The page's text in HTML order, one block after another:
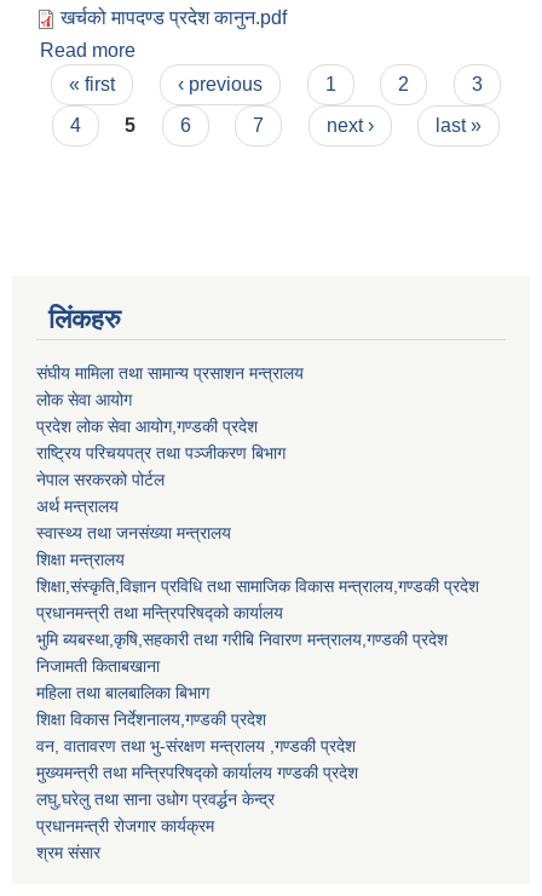
खर्चको मापदण्ड प्रदेश कानुन.pdf
Read more
Pages
« first ‹ previous 1 2
3
4
5 6 7 next › last »
लिंकहरु
संघीय मामिला तथा सामान्य प्रसाशन मन्त्रालय
लोक सेवा आयोग
प्रदेश लोक सेवा आयोग,गण्डकी प्रदेश
राष्ट्रिय परिचयपत्र तथा पञ्जीकरण बिभाग
नेपाल सरकरको पोर्टल
अर्थ मन्त्रालय
स्वास्थ्य तथा जनसंख्या मन्त्रालय
शिक्षा मन्त्रालय
शिक्षा,संस्कृति,विज्ञान प्रविधि तथा सामाजिक विकास मन्त्रालय,गण्डकी प्रदेश
प्रधानमन्त्री तथा मन्त्रिपरिषद्को कार्यालय
भुमि ब्यबस्था,कृषि,सहकारी तथा गरीबि निवारण मन्त्रालय,गण्डकी प्रदेश
निजामती किताबखाना
महिला तथा बालबालिका बिभाग
शिक्षा विकास निर्देशनालय,गण्डकी प्रदेश
वन, वातावरण तथा भु-संरक्षण मन्त्रालय ,गण्डकी प्रदेश
मुख्यमन्त्री तथा मन्त्रिपरिषद्को कार्यालय गण्डकी प्रदेश
लघु,घरेलु तथा साना उधोग प्रवर्द्धन केन्द्र
प्रधानमन्त्री रोजगार कार्यक्रम
श्रम संसार